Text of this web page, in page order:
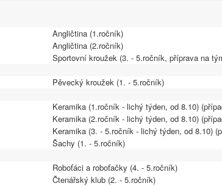
Angličtina (1.ročník)
Angličtina (2.ročník)
Sportovní kroužek (3. - 5.ročník, příprava na
Pěvecký kroužek (1. - 5.ročník)
Keramika (1.ročník - lichý týden, od 8.10)
Keramika (2.ročník - lichý týden, od 8.10)
Keramika (3. - 5.ročník - lichý týden, od 8.10)
Šachy (1. - 5.ročník)
Roboťáci a roboťačky (4. - 5.ročník)
Čtenářský klub (2. - 5.ročník)